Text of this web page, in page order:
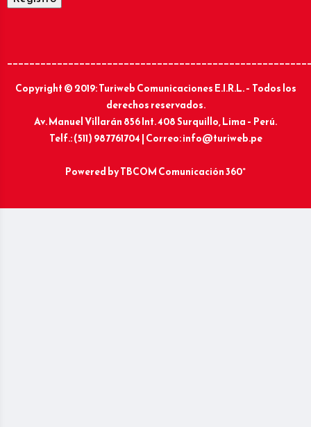
Copyright © 2019: Turiweb Comunicaciones E.I.R.L. – Todos los
derechos reservados.
Av. Manuel Villarán 856 Int. 408 Surquillo, Lima – Perú.
Telf.: (511) 987761704 | Correo: info@turiweb.pe
Powered byTBCOM Comunicación 360°